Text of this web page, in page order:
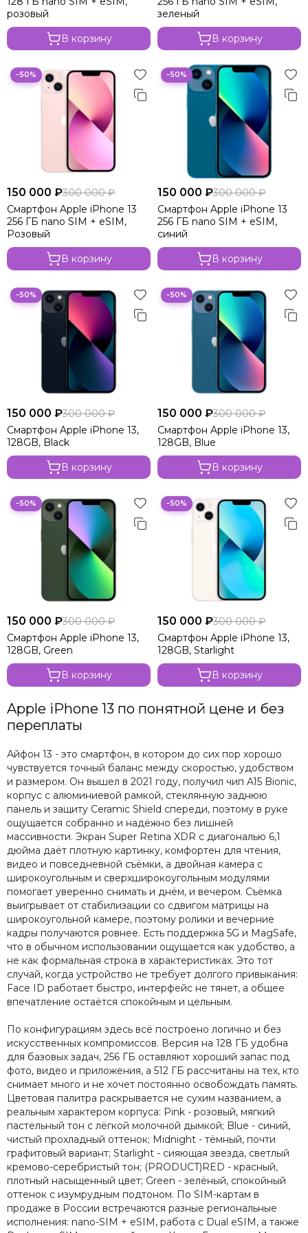
Apple iPhone 14
Apple iPhone 13
розовый
В корзину
зеленый
В корзину
−50%
150 000 ₽300 000 ₽
Смартфон Apple iPhone 13
256 ГБ nano SIM + eSIM,
Розовый
В корзину
−50%
150 000 ₽300 000 ₽
Смартфон Apple iPhone 13
256 ГБ nano SIM + eSIM,
синий
В корзину
−50%
150 000 ₽300 000 ₽
Смартфон Apple iPhone 13,
128GB, Black
В корзину
−50%
150 000 ₽300 000 ₽
Смартфон Apple iPhone 13,
128GB, Blue
В корзину
−50%
150 000 ₽300 000 ₽
Смартфон Apple iPhone 13,
128GB, Green
В корзину
−50%
150 000 ₽300 000 ₽
Смартфон Apple iPhone 13,
128GB, Starlight
В корзину
Apple iPhone 13 по понятной цене и без
переплаты
Айфон 13 - это смартфон, в котором до сих пор хорошо
чувствуется точный баланс между скоростью, удобством
и размером. Он вышел в 2021 году, получил чип A15 Bionic,
корпус с алюминиевой рамкой, стеклянную заднюю
панель и защиту Ceramic Shield спереди, поэтому в руке
ощущается собранно и надёжно без лишней
массивности. Экран Super Retina XDR с диагональю 6,1
дюйма даёт плотную картинку, комфортен для чтения,
видео и повседневной съёмки, а двойная камера с
широкоугольным и сверхширокоугольным модулями
помогает уверенно снимать и днём, и вечером. Съёмка
выигрывает от стабилизации со сдвигом матрицы на
широкоугольной камере, поэтому ролики и вечерние
кадры получаются ровнее. Есть поддержка 5G и MagSafe,
что в обычном использовании ощущается как удобство, а
не как формальная строка в характеристиках. Это тот
случай, когда устройство не требует долгого привыкания:
Face ID работает быстро, интерфейс не тянет, а общее
впечатление остаётся спокойным и цельным.
По конфигурациям здесь всё построено логично и без
искусственных компромиссов. Версия на 128 ГБ удобна
для базовых задач, 256 ГБ оставляют хороший запас под
фото, видео и приложения, а 512 ГБ рассчитаны на тех, кто
снимает много и не хочет постоянно освобождать память.
Цветовая палитра раскрывается не сухим названием, а
реальным характером корпуса: Pink - розовый, мягкий
пастельный тон с лёгкой молочной дымкой; Blue - синий,
чистый прохладный оттенок; Midnight - тёмный, почти
графитовый вариант; Starlight - сияющая звезда, светлый
кремово-серебристый тон; (PRODUCT)RED - красный,
плотный насыщенный цвет; Green - зелёный, спокойный
оттенок с изумрудным подтоном. По SIM-картам в
продаже в России встречаются разные региональные
исполнения: nano-SIM + eSIM, работа с Dual eSIM, а также